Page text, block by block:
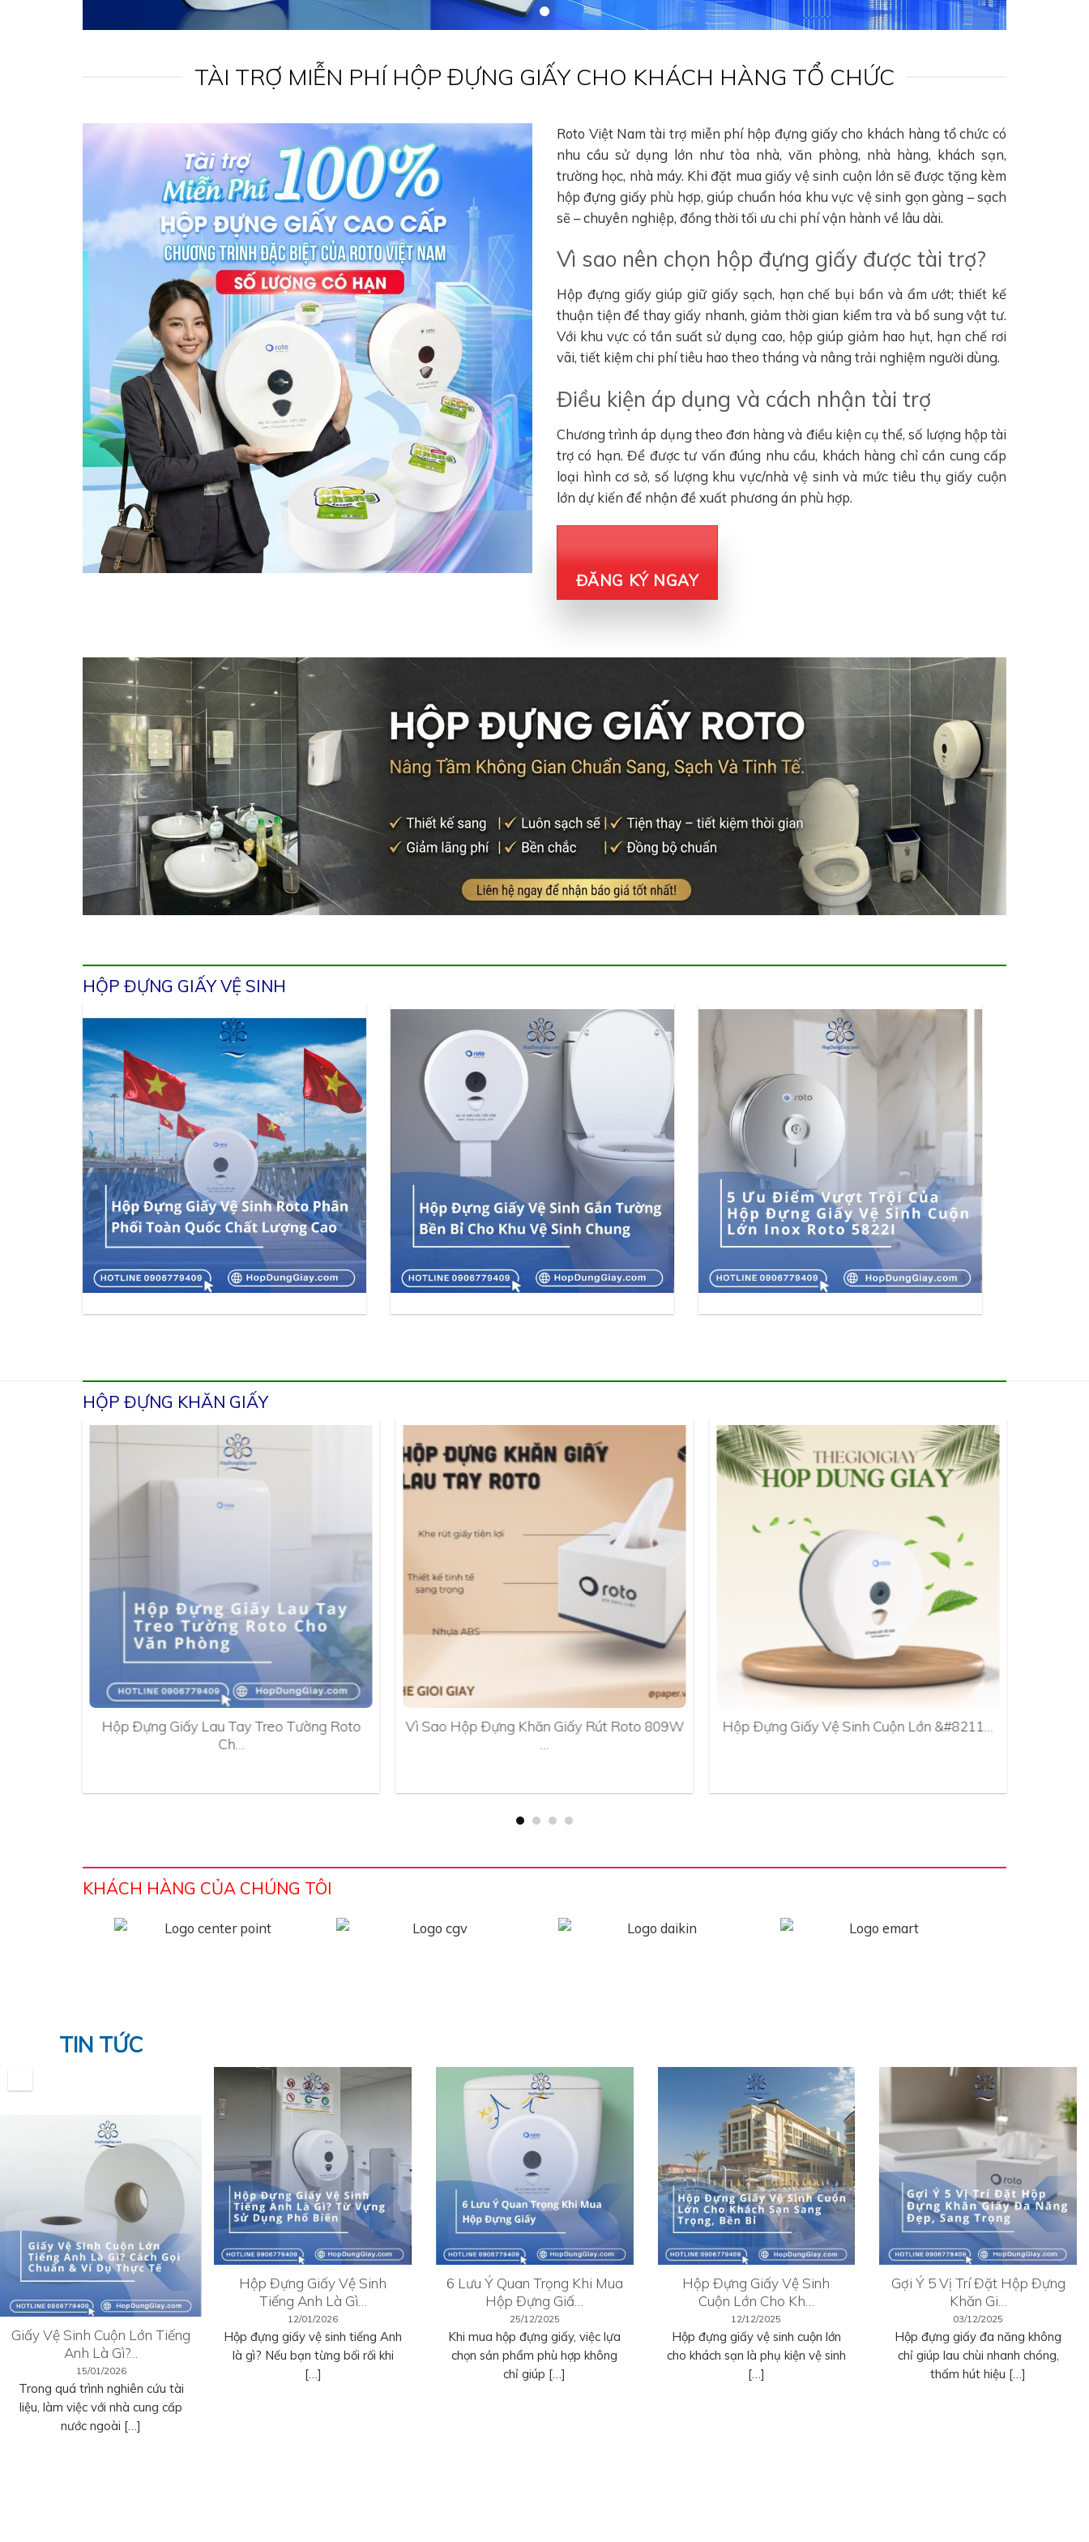
TÀI TRỢ MIỄN PHÍ HỘP ĐỰNG GIẤY CHO KHÁCH HÀNG TỔ CHỨC
Roto Việt Nam tài trợ miễn phí hộp đựng giấy cho khách hàng tổ chức có
nhu cầu sử dụng lớn như tòa nhà, văn phòng, nhà hàng, khách sạn,
trường học, nhà máy. Khi đặt mua giấy vệ sinh cuộn lớn sẽ được tặng kèm
hộp đựng giấy phù hợp, giúp chuẩn hóa khu vực vệ sinh gọn gàng – sạch
sẽ – chuyên nghiệp, đồng thời tối ưu chi phí vận hành về lâu dài.
Vì sao nên chọn hộp đựng giấy được tài trợ?
Hộp đựng giấy giúp giữ giấy sạch, hạn chế bụi bẩn và ẩm ướt; thiết kế
thuận tiện để thay giấy nhanh, giảm thời gian kiểm tra và bổ sung vật tư.
Với khu vực có tần suất sử dụng cao, hộp giúp giảm hao hụt, hạn chế rơi
vãi, tiết kiệm chi phí tiêu hao theo tháng và nâng trải nghiệm người dùng.
Điều kiện áp dụng và cách nhận tài trợ
Chương trình áp dụng theo đơn hàng và điều kiện cụ thể, số lượng hộp tài
trợ có hạn. Để được tư vấn đúng nhu cầu, khách hàng chỉ cần cung cấp
loại hình cơ sở, số lượng khu vực/nhà vệ sinh và mức tiêu thụ giấy cuộn
lớn dự kiến để nhận đề xuất phương án phù hợp.
ĐĂNG KÝ NGAY
HỘP ĐỰNG GIẤY VỆ SINH
HỘP ĐỰNG KHĂN GIẤY
Hộp Đựng Giấy Lau Tay Treo Tường Roto
Ch…
Vì Sao Hộp Đựng Khăn Giấy Rút Roto 809W
Hộp Đựng Giấy Vệ Sinh Cuộn Lớn &#8211…
KHÁCH HÀNG CỦA CHÚNG TÔI
TIN TỨC
Giấy Vệ Sinh Cuộn Lớn Tiếng
Anh Là Gì?…
15/01/2026
Trong quá trình nghiên cứu tài
liệu, làm việc với nhà cung cấp
nước ngoài […]
Hộp Đựng Giấy Vệ Sinh
Tiếng Anh Là Gì…
12/01/2026
Hộp đựng giấy vệ sinh tiếng Anh
là gì? Nếu bạn từng bối rối khi
[…]
6 Lưu Ý Quan Trọng Khi Mua
Hộp Đựng Giấ…
25/12/2025
Khi mua hộp đựng giấy, việc lựa
chọn sản phẩm phù hợp không
chỉ giúp […]
Hộp Đựng Giấy Vệ Sinh
Cuộn Lớn Cho Kh…
12/12/2025
Hộp đựng giấy vệ sinh cuộn lớn
cho khách sạn là phụ kiện vệ sinh
[…]
Gợi Ý 5 Vị Trí Đặt Hộp Đựng
Khăn Gi…
03/12/2025
Hộp đựng giấy đa năng không
chỉ giúp lau chùi nhanh chóng,
thấm hút hiệu […]